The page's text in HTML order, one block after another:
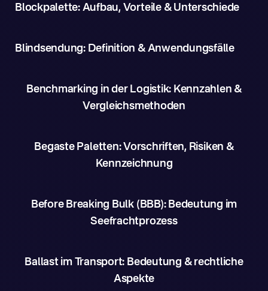
Blockpalette: Aufbau, Vorteile & Unterschiede
Blindsendung: Definition & Anwendungsfälle
Benchmarking in der Logistik: Kennzahlen &
Vergleichsmethoden
Begaste Paletten: Vorschriften, Risiken &
Kennzeichnung
Before Breaking Bulk (BBB): Bedeutung im
Seefrachtprozess
Ballast im Transport: Bedeutung & rechtliche
Aspekte